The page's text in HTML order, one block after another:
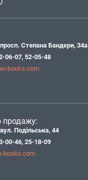
Степана Бандери, 34а
06-07, 52-05-48
books.com
продажу:
Подільська, 44
00-46, 25-18-09
books.com